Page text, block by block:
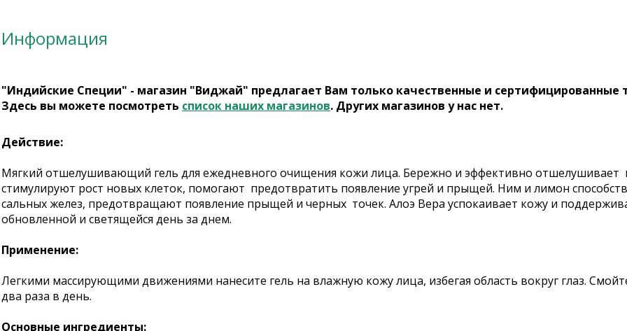
Информация
"Индийские Специи" - магазин "Виджай" предлагает Вам только качественные и сертифицированные
Здесь вы можете посмотреть список наших магазинов. Других магазинов у нас нет.
Действие:
Мягкий отшелушивающий гель для ежедневного очищения кожи лица. Бережно и эффективно отшелушивает
стимулируют рост новых клеток, помогают предотвратить появление угрей и прыщей. Ним и лимон
сальных желез, предотвращают появление прыщей и черных точек. Алоэ Вера успокаивает кожу и
обновленной и светящейся день за днем.
Применение:
Легкими массирующими движениями нанесите гель на влажную кожу лица, избегая область вокруг глаз.
два раза в день.
Основные ингредиенты: